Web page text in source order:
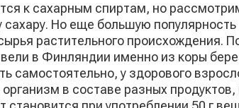
к сахарным спиртам, но
Но еще большую
растительного происхождения.
в Финляндии именно из коры
самостоятельно, у здорового
в составе разных продуктов,